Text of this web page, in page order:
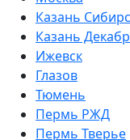
Казань
Казань
Ижевск
Глазов
Тюмень
Пермь РЖД
Пермь Тверье